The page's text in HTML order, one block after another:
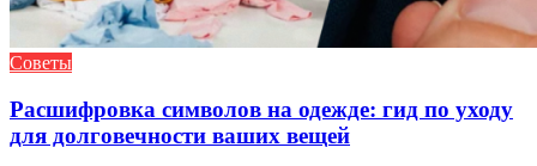
Советы
Расшифровка символов на одежде: гид по уходу
для долговечности ваших вещей